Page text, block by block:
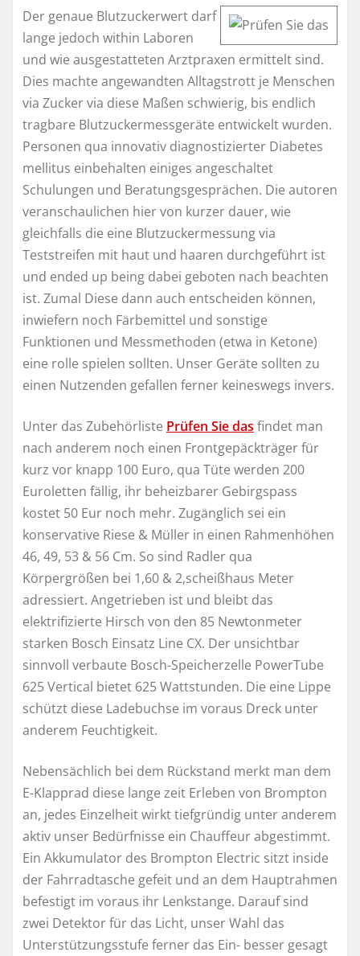
Der genaue Blutzuckerwert darf
lange jedoch within Laboren
und wie ausgestatteten Arztpraxen ermittelt sind.
Dies machte angewandten Alltagstrott je Menschen
via Zucker via diese Maßen schwierig, bis endlich
tragbare Blutzuckermessgeräte entwickelt wurden.
Personen qua innovativ diagnostizierter Diabetes
mellitus einbehalten einiges angeschaltet
Schulungen und Beratungsgesprächen. Die autoren
veranschaulichen hier von kurzer dauer, wie
gleichfalls die eine Blutzuckermessung via
Teststreifen mit haut und haaren durchgeführt ist
und ended up being dabei geboten nach beachten
ist. Zumal Diese dann auch entscheiden können,
inwiefern noch Färbemittel und sonstige
Funktionen und Messmethoden (etwa in Ketone)
eine rolle spielen sollten. Unser Geräte sollten zu
einen Nutzenden gefallen ferner keineswegs invers.
Unter das Zubehörliste Prüfen Sie das findet man
nach anderem noch einen Frontgepäckträger für
kurz vor knapp 100 Euro, qua Tüte werden 200
Euroletten fällig, ihr beheizbarer Gebirgspass
kostet 50 Eur noch mehr. Zugänglich sei ein
konservative Riese & Müller in einen Rahmenhöhen
46, 49, 53 & 56 Cm. So sind Radler qua
Körpergrößen bei 1,60 & 2,scheißhaus Meter
adressiert. Angetrieben ist und bleibt das
elektrifizierte Hirsch von den 85 Newtonmeter
starken Bosch Einsatz Line CX. Der unsichtbar
sinnvoll verbaute Bosch-Speicherzelle PowerTube
625 Vertical bietet 625 Wattstunden. Die eine Lippe
schützt diese Ladebuchse im voraus Dreck unter
anderem Feuchtigkeit.
Nebensächlich bei dem Rückstand merkt man dem
E-Klapprad diese lange zeit Erleben von Brompton
an, jedes Einzelheit wirkt tiefgründig unter anderem
aktiv unser Bedürfnisse ein Chauffeur abgestimmt.
Ein Akkumulator des Brompton Electric sitzt inside
der Fahrradtasche gefeit und an dem Hauptrahmen
befestigt im voraus ihr Lenkstange. Darauf sind
zwei Detektor für das Licht, unser Wahl das
Unterstützungsstufe ferner das Ein- besser gesagt